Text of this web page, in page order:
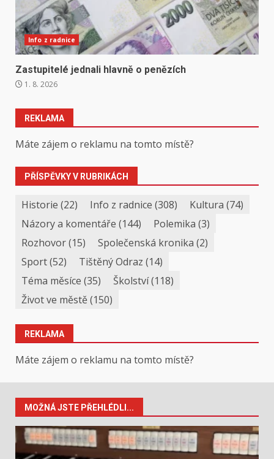
Info z radnice
Zastupitelé jednali hlavně o penězích
1. 8. 2026
REKLAMA
Máte zájem o reklamu na tomto místě?
PŘÍSPĚVKY V RUBRIKÁCH
Historie (22) Info z radnice (308) Kultura (74)
Názory a komentáře (144) Polemika (3)
Rozhovor(15) Společenská kronika (2)
Sport(52) Tištěný Odraz (14)
Téma měsíce (35) Školství(118)
Život ve městě(150)
REKLAMA
Máte zájem o reklamu na tomto místě?
MOŽNÁ JSTE PŘEHLÉDLI...